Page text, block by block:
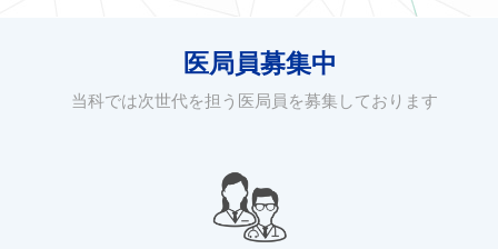
医局員募集中
当科では次世代を担う医局員を募集しております